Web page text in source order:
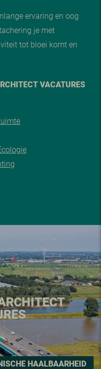
ervaring en oog
je met
tot bloei komt en
VACATURES
HAALBAARHEID